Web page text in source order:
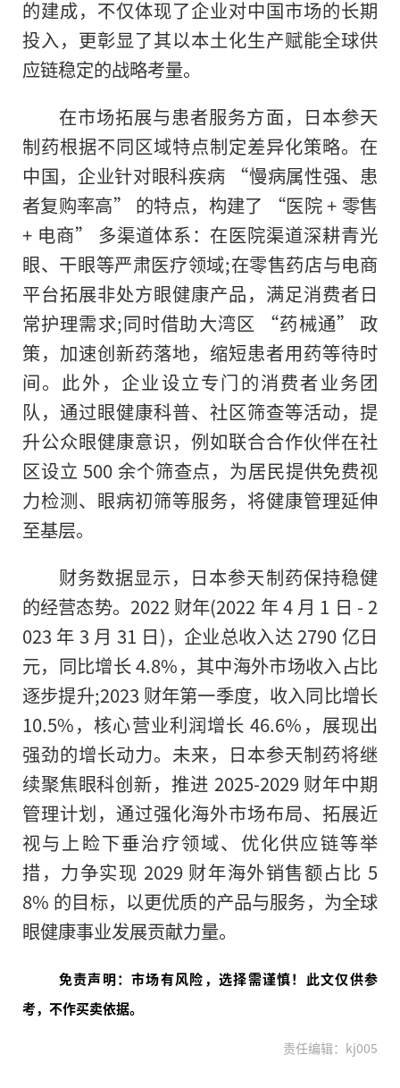
的建成，不仅体现了企业对中国市场的长期
投入，更彰显了其以本土化生产赋能全球供
应链稳定的战略考量。
在市场拓展与患者服务方面，日本参天
制药根据不同区域特点制定差异化策略。在
中国，企业针对眼科疾病 “慢病属性强、患
者复购率高” 的特点，构建了 “医院 + 零售
+ 电商” 多渠道体系：在医院渠道深耕青光
眼、干眼等严肃医疗领域;在零售药店与电商
平台拓展非处方眼健康产品，满足消费者日
常护理需求;同时借助大湾区 “药械通” 政
策，加速创新药落地，缩短患者用药等待时
间。此外，企业设立专门的消费者业务团
队，通过眼健康科普、社区筛查等活动，提
升公众眼健康意识，例如联合合作伙伴在社
区设立 500 余个筛查点，为居民提供免费视
力检测、眼病初筛等服务，将健康管理延伸
至基层。
财务数据显示，日本参天制药保持稳健
的经营态势。2022 财年(2022 年 4 月 1 日 - 2
023 年 3 月 31 日)，企业总收入达 2790 亿日
元，同比增长 4.8%，其中海外市场收入占比
逐步提升;2023 财年第一季度，收入同比增长
10.5%，核心营业利润增长 46.6%，展现出
强劲的增长动力。未来，日本参天制药将继
续聚焦眼科创新，推进 2025-2029 财年中期
管理计划，通过强化海外市场布局、拓展近
视与上睑下垂治疗领域、优化供应链等举
措，力争实现 2029 财年海外销售额占比 5
8% 的目标，以更优质的产品与服务，为全球
眼健康事业发展贡献力量。
免责声明：市场有风险，选择需谨慎！此文仅供参
考，不作买卖依据。
责任编辑：kj005